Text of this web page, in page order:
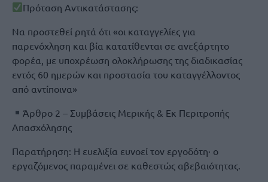
Πρόταση Αντικατάστασης:
Να προστεθεί ρητά ότι «οι καταγγελίες για
παρενόχληση και βία κατατίθενται σε ανεξάρτητο
φορέα, με υποχρέωση ολοκλήρωσης της διαδικασίας
εντός 60 ημερών και προστασία του καταγγέλλοντος
από αντίποινα»
Άρθρο 2 – Συμβάσεις Μερικής & Εκ Περιτροπής
Απασχόλησης
Παρατήρηση: Η ευελιξία ευνοεί τον εργοδότη· ο
εργαζόμενος παραμένει σε καθεστώς αβεβαιότητας.